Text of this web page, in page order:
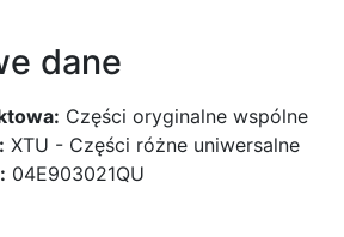
dane
Części oryginalne wspólne
XTU - Części różne uniwersalne
04E903021QU